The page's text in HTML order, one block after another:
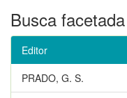
Busca facetada
Editor
PRADO, G. S.